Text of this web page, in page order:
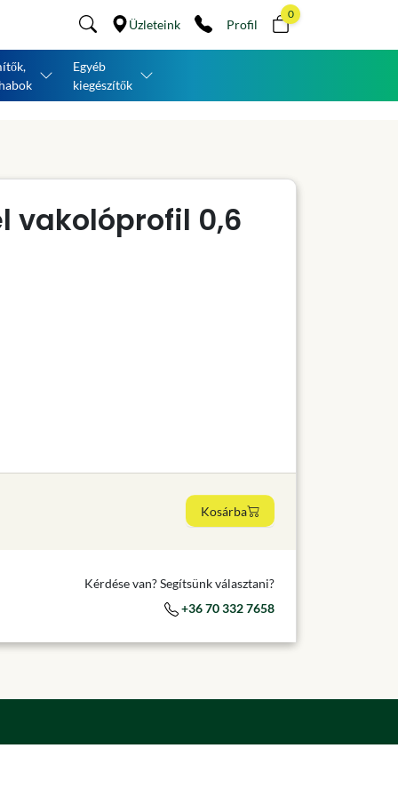
Üzleteink Profil
0
Egyéb
kiegészítők
vakolóprofil 0,6
Kosárba
Kérdése van? Segítsünk választani?
+36 70 332 7658